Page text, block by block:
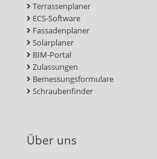
Terrassenplaner
ECS-Software
Fassadenplaner
Solarplaner
BIM-Portal
Zulassungen
Bemessungsformulare
Schraubenfinder
Über uns